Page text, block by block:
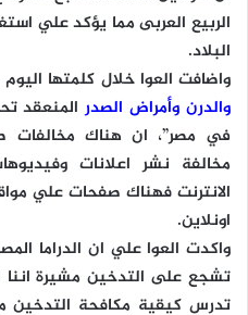
الربيع العربى مما يؤكد علي
البلاد.
واضافت العوا خلال كلمتها
والدرن وأمراض الصدر المنعقد
في مصر”، ان هناك مخالفات
مخالفة نشر اعلانات
الانترنت فهناك صفحات علي
اونلاين.
واكدت العوا علي ان الدراما
تشجع على التدخين مشيرة اننا
تدرس كيقية مكافحة